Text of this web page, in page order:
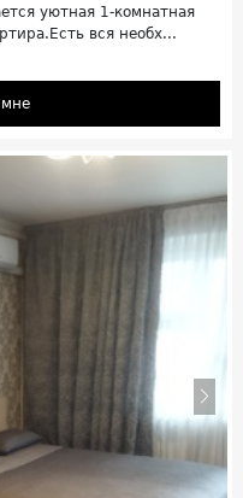
уютная 1-комнатная
вся необх...
мне